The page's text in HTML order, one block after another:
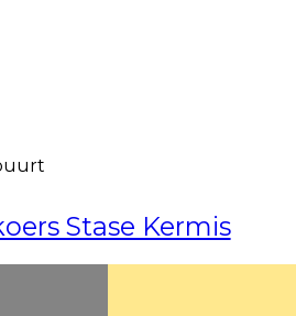
Stase Kermis